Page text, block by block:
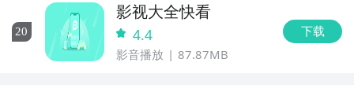
20
影视大全快看
4.4
影音播放 87.87MB
下载